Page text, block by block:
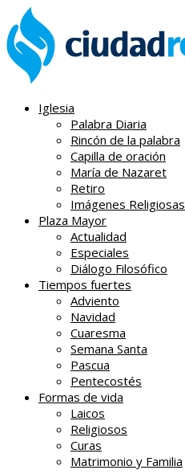
Iglesia
Palabra Diaria
Rincón de la palabra
Capilla de oración
María de Nazaret
Retiro
Imágenes Religiosas
Plaza Mayor
Actualidad
Especiales
Diálogo Filosófico
Tiempos fuertes
Adviento
Navidad
Cuaresma
Semana Santa
Pascua
Pentecostés
Formas de vida
Laicos
Religiosos
Curas
Matrimonio y Familia